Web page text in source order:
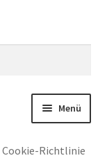
Menü
Cookie-Richtlinie